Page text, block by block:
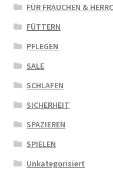
FÜR FRAUCHEN &
FÜTTERN
PFLEGEN
SALE
SCHLAFEN
SICHERHEIT
SPAZIEREN
SPIELEN
Unkategorisiert